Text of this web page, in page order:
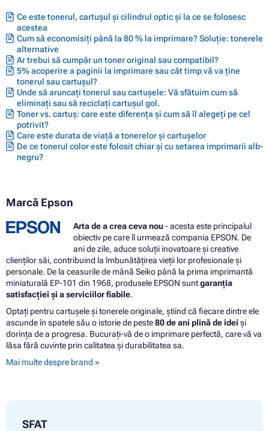
Ce este tonerul, cartușul și cilindrul optic și la ce se folosesc
acestea
Cum să economisiți până la 80 % la imprimare? Soluție: tonerele
alternative
Ar trebui să cumpăr un toner original sau compatibil?
5% acoperire a paginii la imprimare sau cât timp vă va ține
tonerul sau cartușul?
Unde să aruncați tonerul sau cartușele: Vă sfătuim cum să
eliminați sau să reciclați cartușul gol.
Toner vs. cartuș: care este diferența și cum să îl alegeți pe cel
potrivit?
Care este durata de viață a tonerelor și cartușelor
De ce tonerul color este folosit chiar și cu setarea imprimarii alb-
negru?
Marcă Epson
Arta de a crea ceva nou- acesta este principalul
obiectiv pe care îl urmează compania EPSON. De
ani de zile, aduce soluții inovatoare și creative
clienților săi, contribuind la îmbunătățirea vieții lor profesionale și
personale. De la ceasurile de mână Seiko până la prima imprimantă
miniaturală EP-101 din 1968, produsele EPSON suntgaranția
satisfacției și a serviciilor fiabile.
Optați pentru cartușele și tonerele originale, știind că fiecare dintre ele
ascunde în spatele său o istorie de peste80 de ani plină de idei și
dorința de a progresa. Bucurați-vă de o imprimare perfectă, care vă va
lăsa fără cuvinte prin calitatea și durabilitatea sa.
Mai multe despre brand »
SFAT